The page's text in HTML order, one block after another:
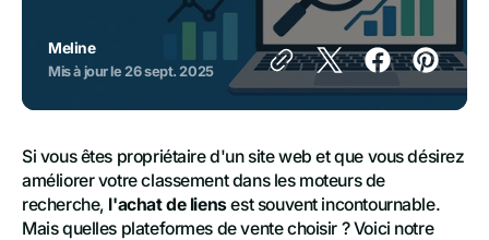
Meline
Mis à jour le26 sept. 2025
Si vous êtes propriétaire d'un site web et que vous désirez
améliorer votre classement dans les moteurs de
recherche, l'achat de liensest souvent incontournable.
Mais quelles plateformes de vente choisir ? Voici notre